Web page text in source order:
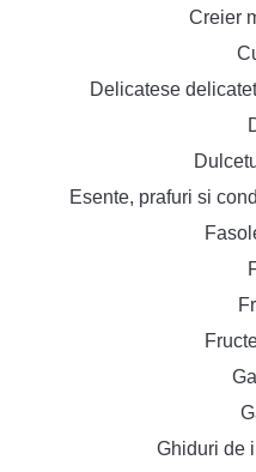
Creier
Delicatese
Esente, prafuri si
Ghiduri de